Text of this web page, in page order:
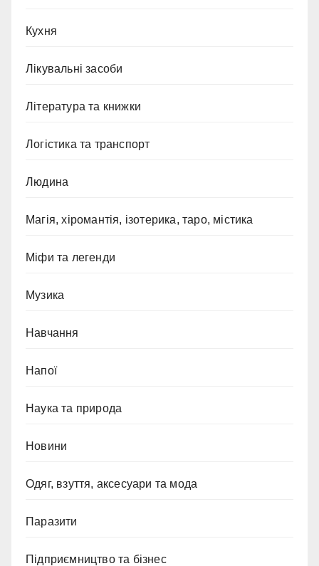
Кухня
Лікувальні засоби
Література та книжки
Логістика та транспорт
Людина
Магія, хіромантія, ізотерика, таро, містика
Міфи та легенди
Музика
Навчання
Напої
Наука та природа
Новини
Одяг, взуття, аксесуари та мода
Паразити
Підприємництво та бізнес